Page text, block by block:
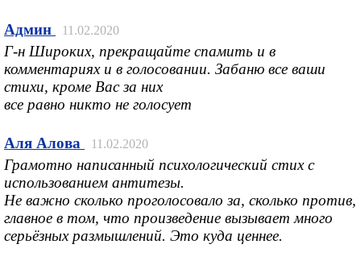
Админ 11.02.2020
Г-н Широких, прекращайте спамить и в
комментариях и в голосовании. Забаню все ваши
стихи, кроме Вас за них
все равно никто не голосует
Аля Алова 11.02.2020
Грамотно написанный психологический стих с
использованием антитезы.
Не важно сколько проголосовало за, сколько против,
главное в том, что произведение вызывает много
серьёзных размышлений. Это куда ценнее.